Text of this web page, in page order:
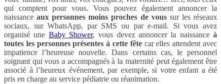
qui comptent pour vous. Vous pouvez également annoncer la
naissanceaux personnes moins proches de voussur les réseaux
sociaux, sur WhatsApp, par SMS ou par e-mail. Si vous avez
organisé une Baby Shower, vous devez annoncer la naissanceà
toutes les personnes présentes à cette fêtecar elles attendent avec
impatience l’heureuse nouvelle. Dans certains cas, le personnel
soignant qui vous a accompagnés à la maternité peut également être
associé à l’heureux événement, par exemple, si votre enfant a été
pris en charge au service pédiatrie ou réanimation.